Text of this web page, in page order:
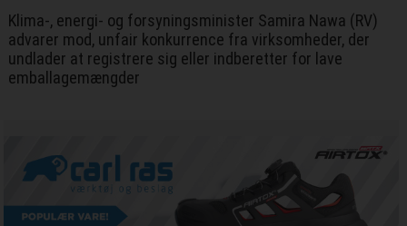
Klima-, energi- og forsyningsminister Samira Nawa (RV)
advarer mod, unfair konkurrence fra virksomheder, der
undlader at registrere sig eller indberetter for lave
emballagemængder